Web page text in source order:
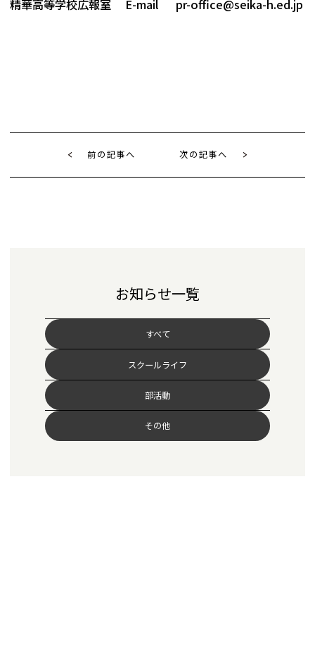
精華高等学校広報室 E-mail pr-office@seika-h.ed.jp
前の記事へ 次の記事へ
お知らせ一覧
すべて
スクールライフ
部活動
その他